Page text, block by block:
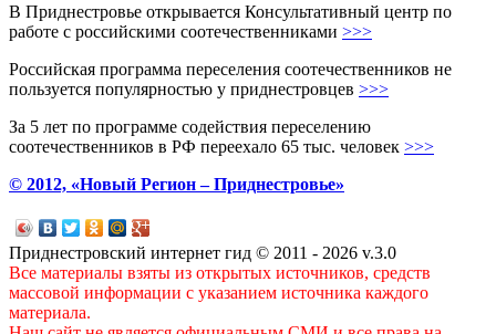
В Приднестровье открывается Консультативный центр по
работе с российскими соотечественниками >>>
Российская программа переселения соотечественников не
пользуется популярностью у приднестровцев >>>
За 5 лет по программе содействия переселению
соотечественников в РФ переехало 65 тыс. человек >>>
© 2012, «Новый Регион – Приднестровье»
Приднестровский интернет гид © 2011 - 2026 v.3.0
Все материалы взяты из открытых источников, средств
массовой информации с указанием источника каждого
материала.